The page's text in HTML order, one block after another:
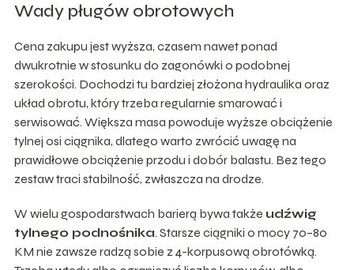
Wady pługów obrotowych
Cena zakupu jest wyższa, czasem nawet ponad
dwukrotnie w stosunku do zagonówki o podobnej
szerokości. Dochodzi tu bardziej złożona hydraulika oraz
układ obrotu, który trzeba regularnie smarować i
serwisować. Większa masa powoduje wyższe obciążenie
tylnej osi ciągnika, dlatego warto zwrócić uwagę na
prawidłowe obciążenie przodu i dobór balastu. Bez tego
zestaw traci stabilność, zwłaszcza na drodze.
W wielu gospodarstwach barierą bywa także udźwig
tylnego podnośnika. Starsze ciągniki o mocy 70–80
KM nie zawsze radzą sobie z 4-korpusową obrotówką.